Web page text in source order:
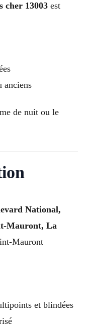
cher 13003 est
anciens
de nuit ou le
National,
Mauront, La
Mauront
et blindées